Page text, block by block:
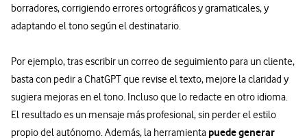
borradores, corrigiendo errores ortográficos y gramaticales, y
adaptando el tono según el destinatario.
Por ejemplo, tras escribir un correo de seguimiento para un cliente,
basta con pedir a ChatGPT que revise el texto, mejore la claridad y
sugiera mejoras en el tono. Incluso que lo redacte en otro idioma.
El resultado es un mensaje más profesional, sin perder el estilo
propio del autónomo. Además, la herramienta puede generar